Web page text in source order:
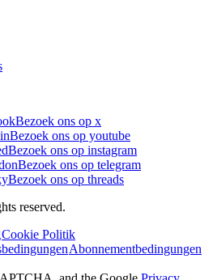
Bezoek ons op x
Bezoek ons op youtube
Bezoek ons op instagram
Bezoek ons op telegram
Bezoek ons op threads
reserved.
Cookie Politik
Abonnementbedingungen